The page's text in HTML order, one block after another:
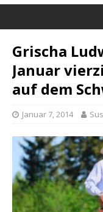
Grischa
Januar
auf dem
Januar 7, 2014